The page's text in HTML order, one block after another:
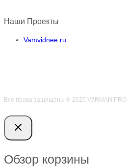
Наши Проекты
Vamvidnee.ru
Все права защищены © 2026 VӑRMAN.PRO
Обзор корзины